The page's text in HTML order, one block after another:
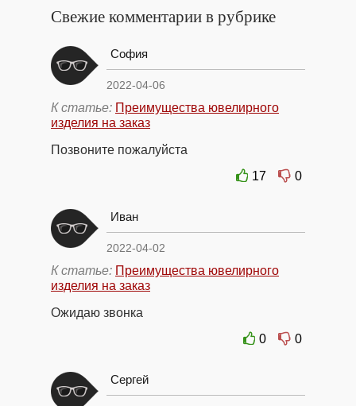
Свежие комментарии в рубрике
София
2022-04-06
К статье: Преимущества ювелирного
изделия на заказ
Позвоните пожалуйста
17
0
Иван
2022-04-02
К статье: Преимущества ювелирного
изделия на заказ
Ожидаю звонка
0
0
Сергей